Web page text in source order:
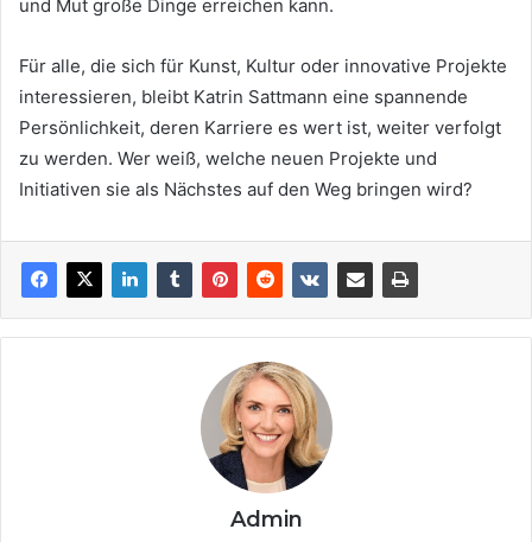
und Mut große Dinge erreichen kann.
Für alle, die sich für Kunst, Kultur oder innovative Projekte
interessieren, bleibt Katrin Sattmann eine spannende
Persönlichkeit, deren Karriere es wert ist, weiter verfolgt
zu werden. Wer weiß, welche neuen Projekte und
Initiativen sie als Nächstes auf den Weg bringen wird?
Admin